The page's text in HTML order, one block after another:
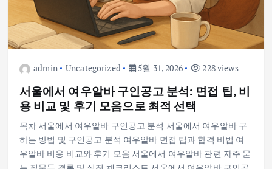
admin Uncategorized 5월 31, 2026 228 views
서울에서 여우알바 구인공고 분석: 면접 팁, 비
용 비교 및 후기 모음으로 최적 선택
목차 서울에서 여우알바 구인공고 분석 서울에서 여우알바 구
하는 방법 및 구인공고 분석 여우알바 면접 팁과 합격 비법 여
우알바 비용 비교와 후기 모음 서울에서 여우알바 관련 자주 묻